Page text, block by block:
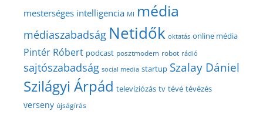
mesterséges intelligencia MI média
médiaszabadság Netidők oktatás online média
Pintér Róbert podcast posztmodem robot rádió
sajtószabadság social media startup Szalay Dániel
Szilágyi Árpád televíziózás tv tévé tévézés
verseny újságírás